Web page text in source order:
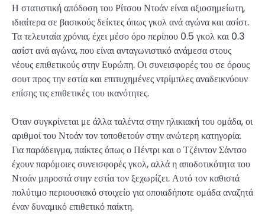
Η στατιστική απόδοση του Ρίτσου Ντοάν είναι αξιοσημείωτη,
ιδιαίτερα σε βασικούς δείκτες όπως γκολ ανά αγώνα και ασίστ.
Τα τελευταία χρόνια, έχει μέσο όρο περίπου 0.5 γκολ και 0.3
ασίστ ανά αγώνα, που είναι ανταγωνιστικό ανάμεσα στους
νέους επιθετικούς στην Ευρώπη. Οι συνεισφορές του σε όρους
σουτ προς την εστία και επιτυχημένες ντρίμπλες αναδεικνύουν
επίσης τις επιθετικές του ικανότητες.
Όταν συγκρίνεται με άλλα ταλέντα στην ηλικιακή του ομάδα, οι
αριθμοί του Ντοάν τον τοποθετούν στην ανώτερη κατηγορία.
Για παράδειγμα, παίκτες όπως ο Πέντρι και ο Τζέιντον Σάντσο
έχουν παρόμοιες συνεισφορές γκολ, αλλά η αποδοτικότητα του
Ντοάν μπροστά στην εστία τον ξεχωρίζει. Αυτό τον καθιστά
πολύτιμο περιουσιακό στοιχείο για οποιαδήποτε ομάδα αναζητά
έναν δυναμικό επιθετικό παίκτη.